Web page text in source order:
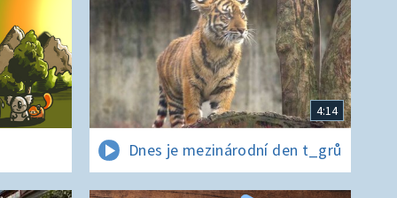
4:14
Dnes je mezinárodní den t_grů